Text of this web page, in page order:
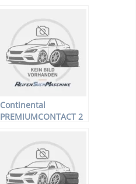
205/50 R17 89H –
Sommerreifen
Continental
PREMIUMCONTACT 2
R15 91H –
Sommerreifen